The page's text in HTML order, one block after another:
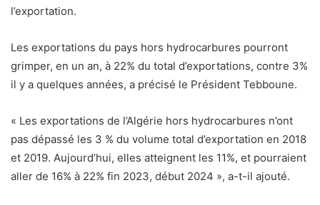
l’exportation.
Les exportations du pays hors hydrocarbures pourront
grimper, en un an, à 22% du total d’exportations, contre 3%
il y a quelques années, a précisé le Président Tebboune.
« Les exportations de l’Algérie hors hydrocarbures n’ont
pas dépassé les 3 % du volume total d’exportation en 2018
et 2019. Aujourd’hui, elles atteignent les 11%, et pourraient
aller de 16% à 22% fin 2023, début 2024 », a-t-il ajouté.